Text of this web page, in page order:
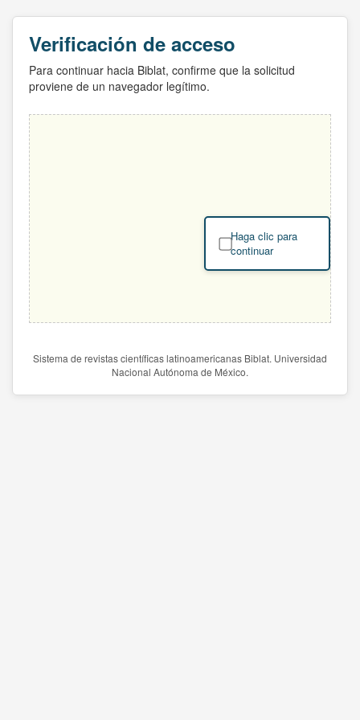
Verificación de acceso
Para continuar hacia Biblat, confirme que la solicitud
proviene de un navegador legítimo.
Haga clic para
continuar
Sistema de revistas científicas latinoamericanas Biblat. Universidad
Nacional Autónoma de México.